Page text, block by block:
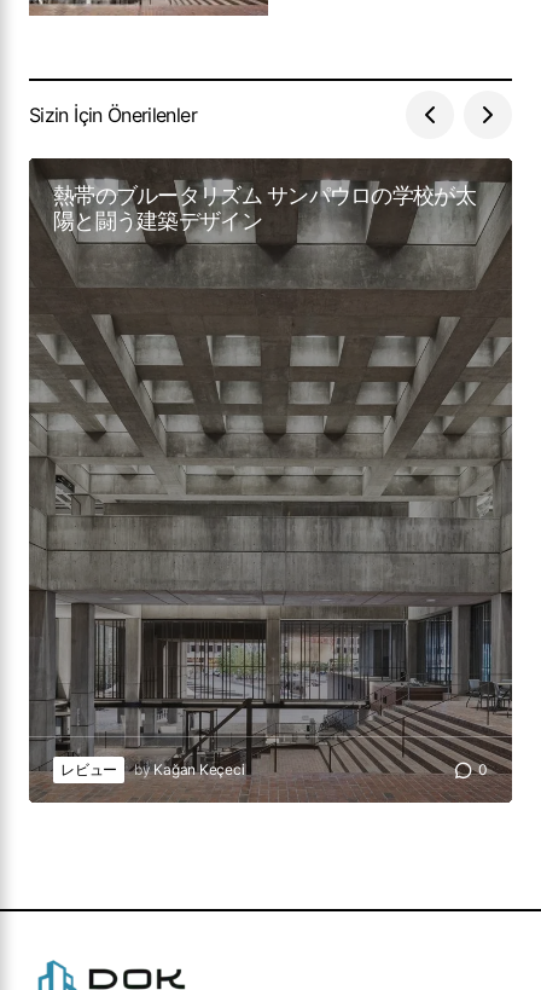
Sizin İçin Önerilenler
熱帯のブルータリズム サンパウロの学校が太
陽と闘う建築デザイン
レビュー byKağan Keçeci 0